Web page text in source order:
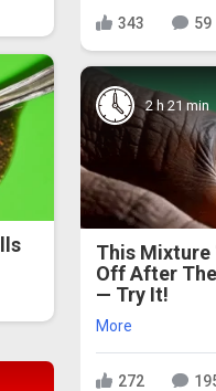
343 59
2 h 21 min
This Mixture
Off After
— Try It!
More
272